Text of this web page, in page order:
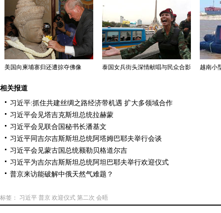
美国向柬埔寨归还遭掠夺佛像 泰国女兵街头深情献唱与民众合影 越南小
相关报道
习近平:抓住共建丝绸之路经济带机遇 扩大多领域合作
习近平会见塔吉克斯坦总统拉赫蒙
习近平会见联合国秘书长潘基文
习近平同吉尔吉斯斯坦总统阿塔姆巴耶夫举行会谈
习近平会见蒙古国总统额勒贝格道尔吉
习近平为吉尔吉斯斯坦总统阿坦巴耶夫举行欢迎仪式
普京来访能破解中俄天然气难题？
标签： 习近平 普京 欢迎仪式 第二次 会晤